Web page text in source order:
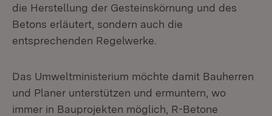
die Herstellung der Gesteinskörnung und des
Betons erläutert, sondern auch die
entsprechenden Regelwerke.
Das Umweltministerium möchte damit Bauherren
und Planer unterstützen und ermuntern, wo
immer in Bauprojekten möglich, R-Betone